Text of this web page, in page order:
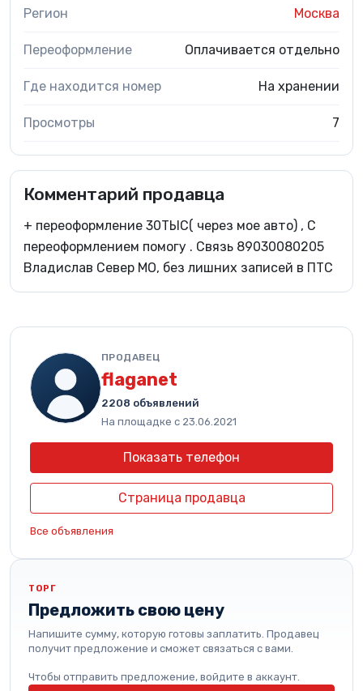
Регион Москва
Переоформление Оплачивается отдельно
Где находится номер На хранении
Просмотры 7
Комментарий продавца
+ переоформление 30ТЫС( через мое авто) , С
переоформлением помогу . Связь 89030080205
Владислав Север МО, без лишних записей в ПТС
ПРОДАВЕЦ
flaganet
2208 объявлений
На площадке с 23.06.2021
Показать телефон
Страница продавца
Все объявления
ТОРГ
Предложить свою цену
Напишите сумму, которую готовы заплатить. Продавец
получит предложение и сможет связаться с вами.
Чтобы отправить предложение, войдите в аккаунт.